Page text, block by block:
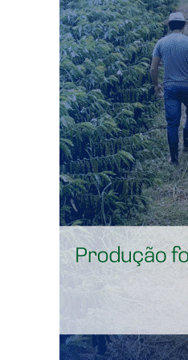
“Esse resultado mostra que
que nossas crianças estão
para construir um grande
Compartilhe isso:
Facebook
LinkedIn
“Vamos trabalhar
humildade, com
porque
melhor caminho
declarou.